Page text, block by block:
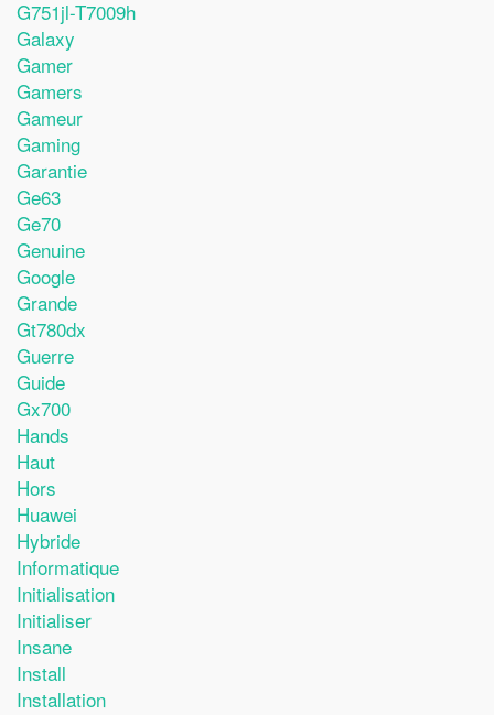
G751jl-T7009h
Galaxy
Gamer
Gamers
Gameur
Gaming
Garantie
Ge63
Ge70
Genuine
Google
Grande
Gt780dx
Guerre
Guide
Gx700
Hands
Haut
Hors
Huawei
Hybride
Informatique
Initialisation
Initialiser
Insane
Install
Installation